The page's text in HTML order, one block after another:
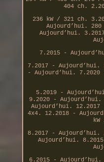
404 ch.
236 kW / 321 ch.
Aujourd’hui.
Aujourd’hui.
7.2015 -
7.2017 - Aujourd’hui.
- Aujourd’hui. 7.2020
5.2019 -
9.2020 - Aujourd’hui.
Aujourd’hui.
4x4. 12.2018 -
8.2017 - Aujourd’hui.
Aujourd’hui.
6.2015 - Aujourd’hui.